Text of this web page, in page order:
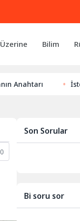
Bilim
İstenmeyen
0
Son Sorular
Bi soru sor